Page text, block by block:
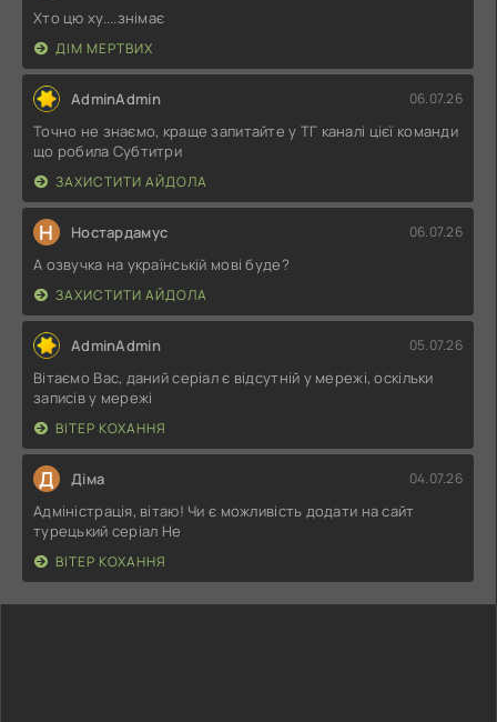
Хто цю ху....знімає
ДІМ МЕРТВИХ
AdminAdmin 06.07.26
Точно не знаємо, краще запитайте у ТГ каналі цієї команди
що робила Субтитри
ЗАХИСТИТИ АЙДОЛА
Н Ностардамус 06.07.26
А озвучка на українській мові буде?
ЗАХИСТИТИ АЙДОЛА
AdminAdmin 05.07.26
Вітаємо Вас, даний серіал є відсутній у мережі, оскільки
записів у мережі
ВІТЕР КОХАННЯ
Д Діма 04.07.26
Адміністрація, вітаю! Чи є можливість додати на сайт
турецький серіал Не
ВІТЕР КОХАННЯ